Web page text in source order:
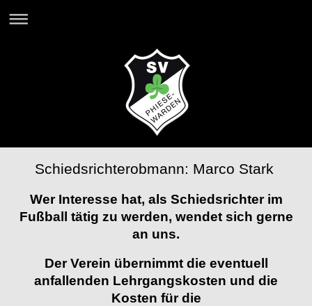
Schiedsrichterobmann: Marco Stark
Wer Interesse hat, als Schiedsrichter im
Fußball tätig zu werden, wendet sich gerne
an uns.
Der Verein übernimmt die eventuell
anfallenden Lehrgangskosten und die
Kosten für die